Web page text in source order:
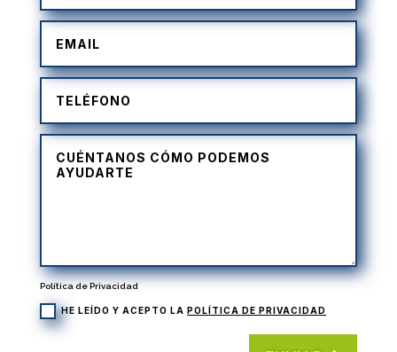
Política de Privacidad
HE LEÍDO Y ACEPTO LAPOLÍTICA DE PRIVACIDAD